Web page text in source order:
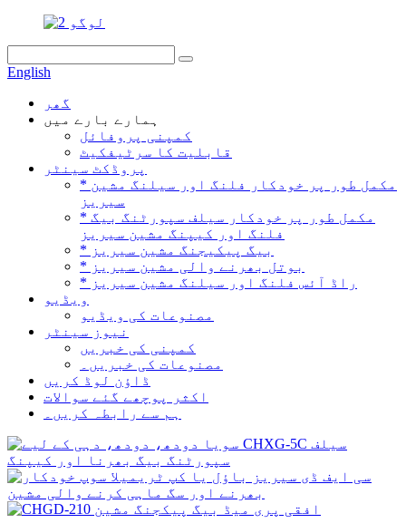
English
گھر
ہمارے بارے میں
کمپنی پروفائل
قابلیت کا سرٹیفکیٹ
پروڈکٹ سینٹر
* مکمل طور پر خودکار فلنگ اور سیلنگ مشین
سیریز
* مکمل طور پر خودکار سیلف سپورٹنگ بیگ
فلنگ اور کیپنگ مشین سیریز
* بیگ پیکیجنگ مشین سیریز
* بوتل بھرنے والی مشین سیریز
* راڈ آئس فلنگ اور سیلنگ مشین سیریز
ویڈیو
مصنوعات کی ویڈیو
نیوز سینٹر
کمپنی کی خبریں
مصنوعات کی خبریں۔
ڈاؤن لوڈ کریں
اکثر پوچھے گئے سوالات
ہم سے رابطہ کریں۔